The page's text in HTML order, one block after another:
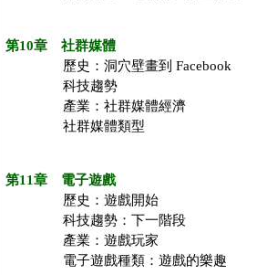
第10章 社群媒體
歷史：洞穴壁畫到 Facebook
科技趨勢
產業：社群媒體經濟
社群媒體類型
第11章 電子遊戲
歷史：遊戲開始
科技趨勢：下一階段
產業：遊戲玩家
電子遊戲種類：遊戲的樂趣